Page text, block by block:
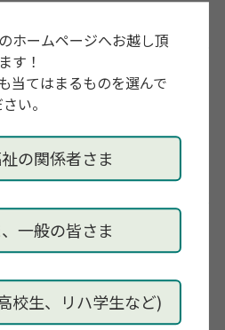
ホームページへお越し頂
す！
当てはまるものを選んで
い。
の関係者さま
一般の皆さま
校生、リハ学生など)
て
行日の2カ月前まで
行日の2週間前まで
知らせください。
者氏名）